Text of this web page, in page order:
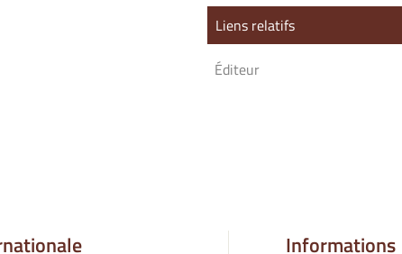
Liens relatifs
Éditeur
Informations